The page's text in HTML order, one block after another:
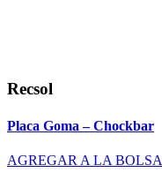
Recsol
Placa Goma – Chockbar
AGREGAR A LA BOLSA